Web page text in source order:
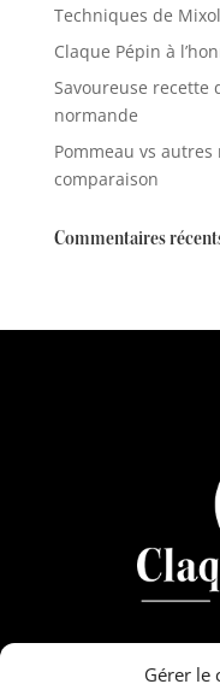
Gérer le
Techniques de
Claque Pépin à
Savoureuse recette
normande
Pommeau vs
comparaison
Commentaires
61150